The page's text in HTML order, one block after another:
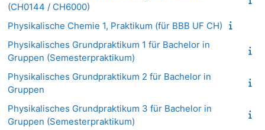
(CH0144 / CH6000)
Physikalische Chemie 1, Praktikum (für BBB UF CH)
Physikalisches Grundpraktikum 1 für Bachelor in
Gruppen (Semesterpraktikum)
Physikalisches Grundpraktikum 2 für Bachelor in
Gruppen
Physikalisches Grundpraktikum 3 für Bachelor in
Gruppen (Semesterpraktikum)